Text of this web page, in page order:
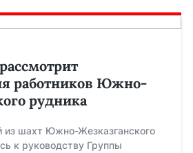
работников Южно-
рудника
из шахт Южно-Жезказганского
к руководству Группы